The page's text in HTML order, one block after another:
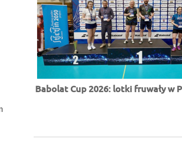
Babolat Cup 2026: lotki fruwały w